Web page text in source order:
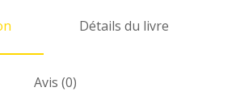
Détails du livre
Avis (0)